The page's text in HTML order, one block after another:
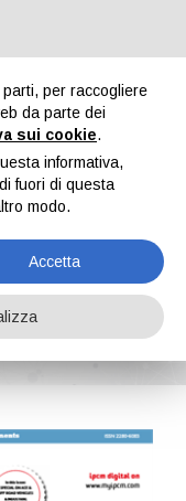
IPCM n. 90, Vol. XV, Novembre, Dicembre 2024
IPCM n. 90, Vol. XV, Novembre, Dicembre 2024
per raccogliere
da parte dei
sui cookie.
informativa,
fuori di questa
modo.
Accetta